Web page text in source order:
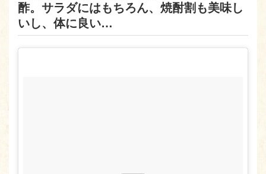
酢。サラダにはもちろん、焼酎割も美味し
いし、体に良い…